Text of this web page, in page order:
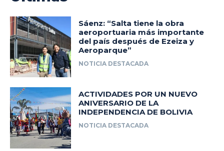
Sáenz: “Salta tiene la obra
aeroportuaria más importante
del país después de Ezeiza y
Aeroparque”
NOTICIA DESTACADA
ACTIVIDADES POR UN NUEVO
ANIVERSARIO DE LA
INDEPENDENCIA DE BOLIVIA
NOTICIA DESTACADA